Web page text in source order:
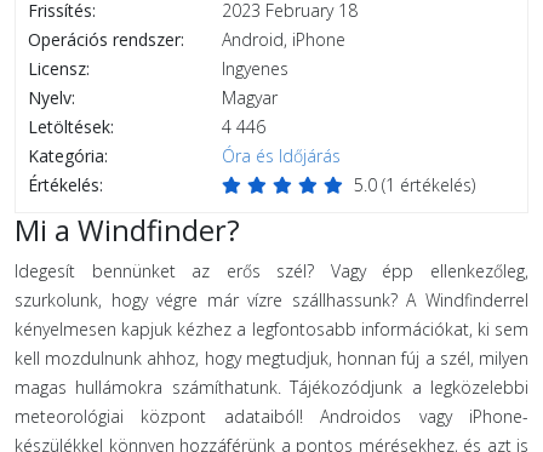
Frissítés:
2023 February 18
Operációs rendszer:
Android, iPhone
Licensz:
Ingyenes
Nyelv:
Magyar
Letöltések:
4 446
Kategória:
Óra és Időjárás
Értékelés:
5.0 (1 értékelés)
Mi a Windfinder?
Idegesít bennünket az erős szél? Vagy épp ellenkezőleg,
szurkolunk, hogy végre már vízre szállhassunk? A Windfinderrel
kényelmesen kapjuk kézhez a legfontosabb információkat, ki sem
kell mozdulnunk ahhoz, hogy megtudjuk, honnan fúj a szél, milyen
magas hullámokra számíthatunk. Tájékozódjunk a legközelebbi
meteorológiai központ adataiból! Androidos vagy iPhone-
készülékkel könnyen hozzáférünk a pontos mérésekhez, és azt is